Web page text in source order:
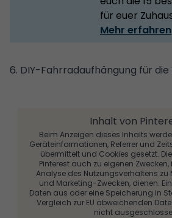
für euer
Mehr erfahren
6. DIY-Fahrradaufhängung für die
Inhalt von
Beim Anzeigen dieses Inhalts
Geräteinformationen, Referrer und
übermittelt und Cookies gesetzt.
Pinterest auch zu eigenen
Analyse des Nutzungsverhaltens
und Marketing-Zwecken, dienen.
Daten aus oder eine Speicherung in
Vergleich zur EU abweichenden
nicht